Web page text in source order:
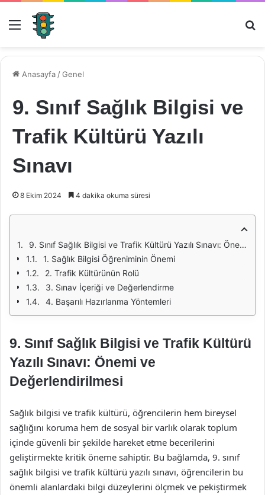
Menü
Anasayfa /Genel
9. Sınıf Sağlık Bilgisi ve
Trafik Kültürü Yazılı
Sınavı
8 Ekim 2024 4 dakika okuma süresi
9. Sınıf Sağlık Bilgisi ve Trafik Kültürü Yazılı Sınavı: Önemi ve Değerlendirilmesi
1. Sağlık Bilgisi Öğreniminin Önemi
2. Trafik Kültürünün Rolü
3. Sınav İçeriği ve Değerlendirme
4. Başarılı Hazırlanma Yöntemleri
9. Sınıf Sağlık Bilgisi ve Trafik Kültürü
Yazılı Sınavı: Önemi ve
Değerlendirilmesi
Sağlık bilgisi ve trafik kültürü, öğrencilerin hem bireysel
sağlığını koruma hem de sosyal bir varlık olarak toplum
içinde güvenli bir şekilde hareket etme becerilerini
geliştirmekte kritik öneme sahiptir. Bu bağlamda, 9. sınıf
sağlık bilgisi ve trafik kültürü yazılı sınavı, öğrencilerin bu
önemli alanlardaki bilgi düzeylerini ölçmek ve pekiştirmek